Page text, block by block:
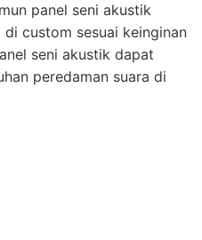
panel seni akustik
custom sesuai keinginan
seni akustik dapat
peredaman suara di